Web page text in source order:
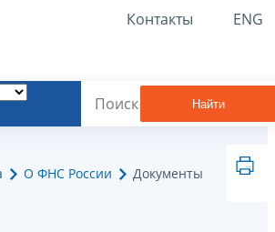
Контакты ENG
Найти
О ФНС России Документы